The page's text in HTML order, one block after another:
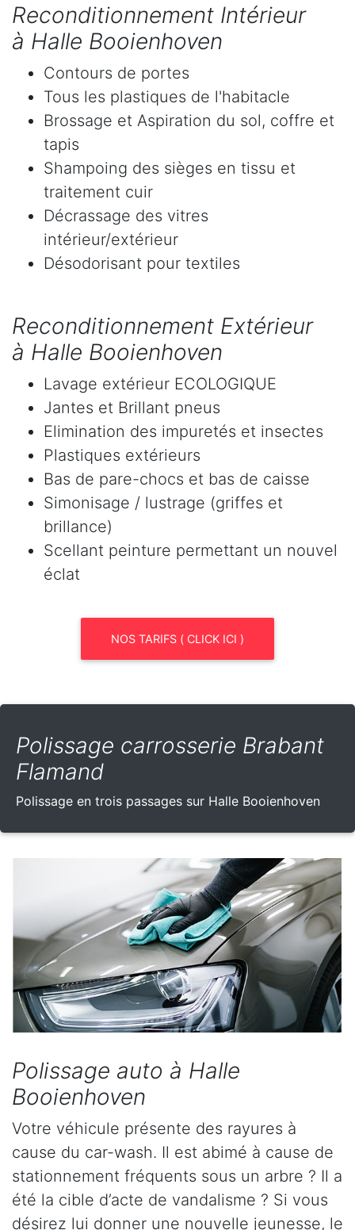
Reconditionnement Intérieur
à Halle Booienhoven
Contours de portes
Tous les plastiques de l'habitacle
Brossage et Aspiration du sol, coffre et
tapis
Shampoing des sièges en tissu et
traitement cuir
Décrassage des vitres
intérieur/extérieur
Désodorisant pour textiles
Reconditionnement Extérieur
à Halle Booienhoven
Lavage extérieur ECOLOGIQUE
Jantes et Brillant pneus
Elimination des impuretés et insectes
Plastiques extérieurs
Bas de pare-chocs et bas de caisse
Simonisage / lustrage (griffes et
brillance)
Scellant peinture permettant un nouvel
éclat
NOS TARIFS ( CLICK ICI )
Polissage carrosserie Brabant
Flamand
Polissage en trois passages sur Halle Booienhoven
Polissage auto à Halle
Booienhoven
Votre véhicule présente des rayures à
cause du car-wash. Il est abimé à cause de
stationnement fréquents sous un arbre ? Il a
été la cible d’acte de vandalisme ? Si vous
désirez lui donner une nouvelle jeunesse, le